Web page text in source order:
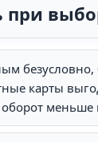
при
карты
оборот